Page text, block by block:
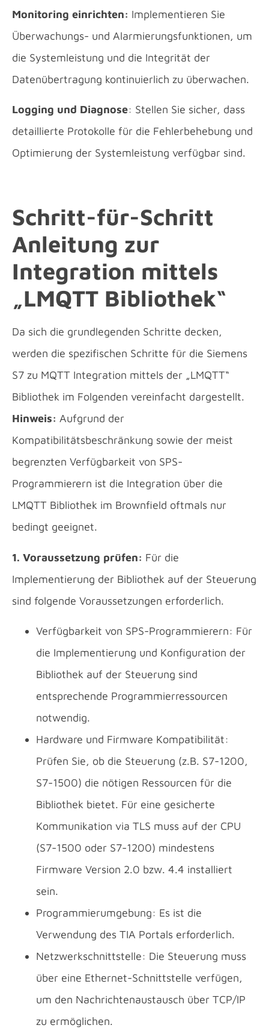
Monitoring einrichten: Implementieren Sie
Überwachungs- und Alarmierungsfunktionen, um
die Systemleistung und die Integrität der
Datenübertragung kontinuierlich zu überwachen.
Logging und Diagnose: Stellen Sie sicher, dass
detaillierte Protokolle für die Fehlerbehebung und
Optimierung der Systemleistung verfügbar sind.
Schritt-für-Schritt
Anleitung zur
Integration mittels
„LMQTT Bibliothek“
Da sich die grundlegenden Schritte decken,
werden die spezifischen Schritte für die Siemens
S7 zu MQTT Integration mittels der „LMQTT“
Bibliothek im Folgenden vereinfacht dargestellt.
Hinweis: Aufgrund der
Kompatibilitätsbeschränkung sowie der meist
begrenzten Verfügbarkeit von SPS-
Programmierern ist die Integration über die
LMQTT Bibliothek im Brownfield oftmals nur
bedingt geeignet.
1. Voraussetzung prüfen: Für die
Implementierung der Bibliothek auf der Steuerung
sind folgende Voraussetzungen erforderlich.
Verfügbarkeit von SPS-Programmierern: Für
die Implementierung und Konfiguration der
Bibliothek auf der Steuerung sind
entsprechende Programmierressourcen
notwendig.
Hardware und Firmware Kompatibilität:
Prüfen Sie, ob die Steuerung (z.B. S7-1200,
S7-1500) die nötigen Ressourcen für die
Bibliothek bietet. Für eine gesicherte
Kommunikation via TLS muss auf der CPU
(S7-1500 oder S7-1200) mindestens
Firmware Version 2.0 bzw. 4.4 installiert
sein.
Programmierumgebung: Es ist die
Verwendung des TIA Portals erforderlich.
Netzwerkschnittstelle: Die Steuerung muss
über eine Ethernet-Schnittstelle verfügen,
um den Nachrichtenaustausch über TCP/IP
zu ermöglichen.